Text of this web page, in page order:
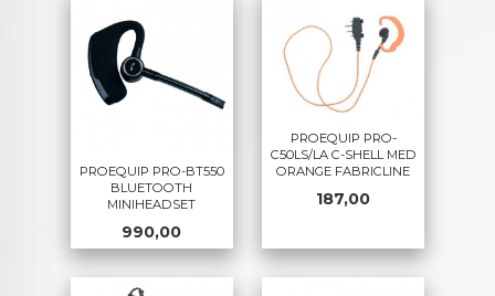
PROEQUIP PRO-BT550
BLUETOOTH
MINIHEADSET
Pris
990,00
PROEQUIP PRO-
C50LS/LA C-SHELL MED
ORANGE FABRICLINE
Pris
187,00